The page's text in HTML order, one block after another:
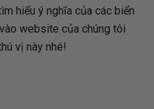
hiểu ý nghĩa của các biển
website của chúng tôi
vị này nhé!